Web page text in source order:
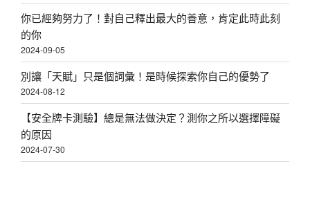
你已經夠努力了！對自己釋出最大的善意，肯定此時此刻
的你
2024-09-05
別讓「天賦」只是個詞彙！是時候探索你自己的優勢了
2024-08-12
【安全牌卡測驗】總是無法做決定？測你之所以選擇障礙
的原因
2024-07-30